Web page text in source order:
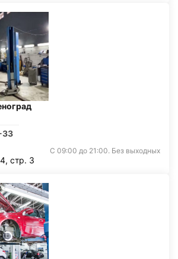
33
С 09:00 до 21:00. Без выходных
стр. 3